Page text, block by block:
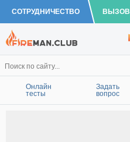
СОТРУДНИЧЕСТВО ВЫЗОВ
Онлайн
тесты
Задать
вопрос